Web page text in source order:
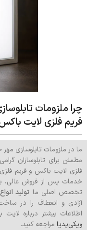
چرا ملزومات
فریم فلزی لایت
ما در ملزومات تابلوسازی
مطمئن برای تابلوسازان
فلزی لایت باکس و فریم
خدمات پس از فروش عالی،
تخصص اصلی ما تولید
آزادی و انعطاف را در
اطلاعات بیشتر درباره لایت
ویکی‌پدیا مراجعه کنید.